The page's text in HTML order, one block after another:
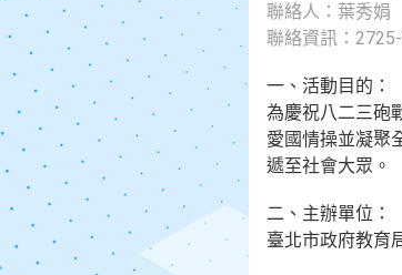
聯絡人：葉秀娟
聯絡資訊：
一、活動目的：
為慶祝八二三砲
愛國情操並凝聚
遞至社會大眾。
二、主辦單位：
臺北市政府教育